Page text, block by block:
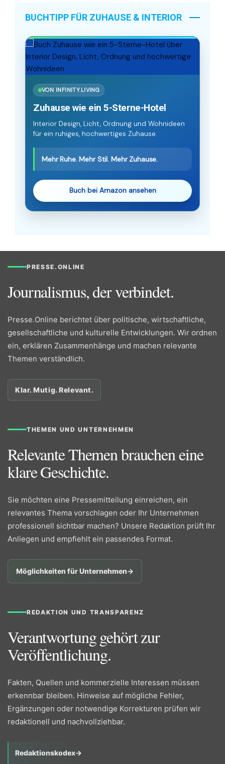
BUCHTIPP FÜR ZUHAUSE & INTERIOR
VON INFINITY.LIVING
Zuhause wie ein 5-Sterne-Hotel
Interior Design, Licht, Ordnung und Wohnideen
für ein ruhiges, hochwertiges Zuhause.
Mehr Ruhe. Mehr Stil. Mehr Zuhause.
Buch bei Amazon ansehen
PRESSE.ONLINE
Journalismus, der verbindet.
Presse.Online berichtet über politische, wirtschaftliche,
gesellschaftliche und kulturelle Entwicklungen. Wir ordnen
ein, erklären Zusammenhänge und machen relevante
Themen verständlich.
Klar. Mutig. Relevant.
THEMEN UND UNTERNEHMEN
Relevante Themen brauchen eine
klare Geschichte.
Sie möchten eine Pressemitteilung einreichen, ein
relevantes Thema vorschlagen oder Ihr Unternehmen
professionell sichtbar machen? Unsere Redaktion prüft Ihr
Anliegen und empfiehlt ein passendes Format.
Möglichkeiten für Unternehmen→
REDAKTION UND TRANSPARENZ
Verantwortung gehört zur
Veröffentlichung.
Fakten, Quellen und kommerzielle Interessen müssen
erkennbar bleiben. Hinweise auf mögliche Fehler,
Ergänzungen oder notwendige Korrekturen prüfen wir
redaktionell und nachvollziehbar.
Redaktionskodex→